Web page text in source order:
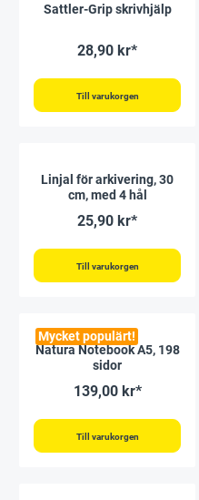
Sattler-Grip skrivhjälp
28,90 kr*
Till varukorgen
Linjal för arkivering, 30
cm, med 4 hål
25,90 kr*
Till varukorgen
Mycket populärt!
Natura Notebook A5, 198
sidor
139,00 kr*
Till varukorgen